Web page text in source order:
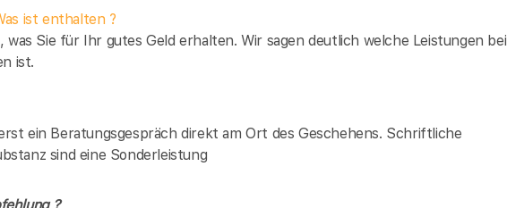
ist enthalten ?
Sie für Ihr gutes Geld erhalten. Wir sagen deutlich welche Leistungen bei
ist.
ein Beratungsgespräch direkt am Ort des Geschehens. Schriftliche
sind eine Sonderleistung